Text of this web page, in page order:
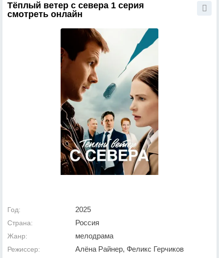
Тёплый ветер с севера 1 серия
смотреть онлайн
Год: 2025
Страна: Россия
Жанр: мелодрама
Режиссер: Алёна Райнер, Феликс Герчиков